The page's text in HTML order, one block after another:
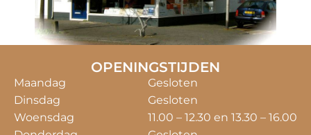
OPENINGSTIJDEN
Maandag
Dinsdag
Woensdag
Gesloten
Gesloten
11.00 – 12.30 en 13.30 – 16.00